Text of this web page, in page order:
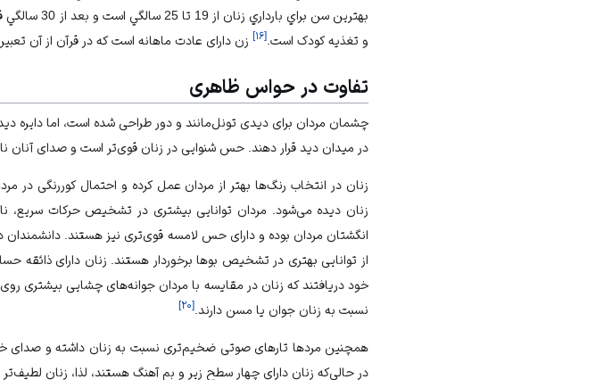
بهترين سن براي بارداري زنان از 19 تا 25 سالگي است و بعد از 30 سالگي قدرت‌ باروري آنها كاهش مي‌يابد.
و تغذیه کودک است. [۱۶] زن دارای عادت ماهانه است که در قرآن از آن
تفاوت‌ در حواس ظاهری
چشمان مردان برای دیدی تونل‌مانند و دور طراحی شده است، اما دایره
در میدان دید قرار دهند. حس شنوایی در زنان قوی‌تر است و صدای آنان
زنان در انتخاب رنگ‌ها بهتر از مردان عمل کرده و احتمال کوررنگی در
زنان دیده می‌شود. مردان توانایی بیشتری در تشخیص حرکات سریع،
انگشتان مردان بوده و دارای حس لامسه قوی‌تری نیز هستند.
از توانایی بهتری در تشخیص بو‌ها برخوردار هستند. زنان دارای
خود دریافتند که زنان در مقایسه با مردان جوانه‌های چشایی بیشتری
نسبت به زنان جوان یا مسن دارند. [۲۰]
همچنین مردها تارهای صوتی ضخیم‌تری نسبت به زنان داشته و صدای
در حالی‌که زنان دارای چهار سطح زیر و بم آهنگ هستند، لذا، زنان